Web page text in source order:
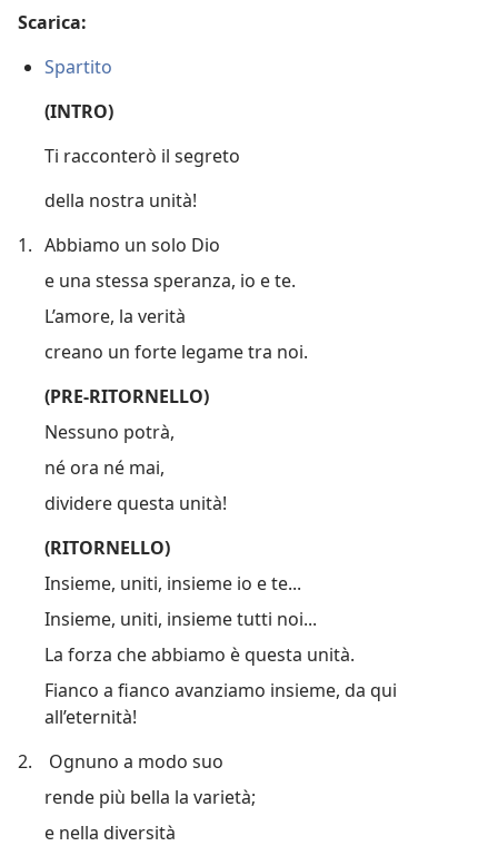
Scarica:
Spartito
(INTRO)
Ti racconterò il segreto
della nostra unità!
1. Abbiamo un solo Dio
e una stessa speranza, io e te.
L’amore, la verità
creano un forte legame tra noi.
(PRE-RITORNELLO)
Nessuno potrà,
né ora né mai,
dividere questa unità!
(RITORNELLO)
Insieme, uniti, insieme io e te...
Insieme, uniti, insieme tutti noi...
La forza che abbiamo è questa unità.
Fianco a fianco avanziamo insieme, da qui
all’eternità!
2.
Ognuno a modo suo
rende più bella la varietà;
e nella diversità